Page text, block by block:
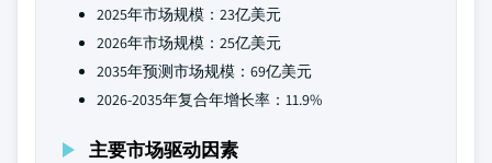
2025年市场规模：23亿美元
2026年市场规模：25亿美元
2035年预测市场规模：69亿美元
2026-2035年复合年增长率：11.9%
主要市场驱动因素